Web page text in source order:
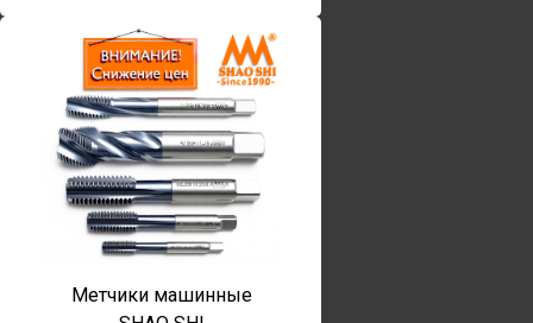
Метчики машинные